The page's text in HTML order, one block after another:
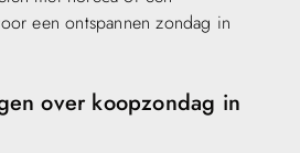
een ontspannen zondag in
over koopzondag in